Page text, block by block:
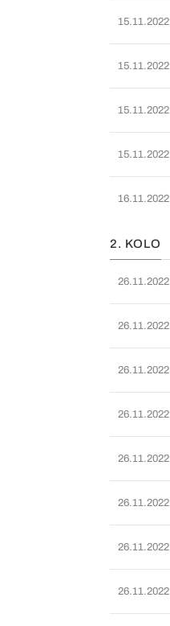
15.11.2022
15.11.2022
15.11.2022
15.11.2022
16.11.2022
2. KOLO
26.11.2022
26.11.2022
26.11.2022
26.11.2022
26.11.2022
26.11.2022
26.11.2022
26.11.2022